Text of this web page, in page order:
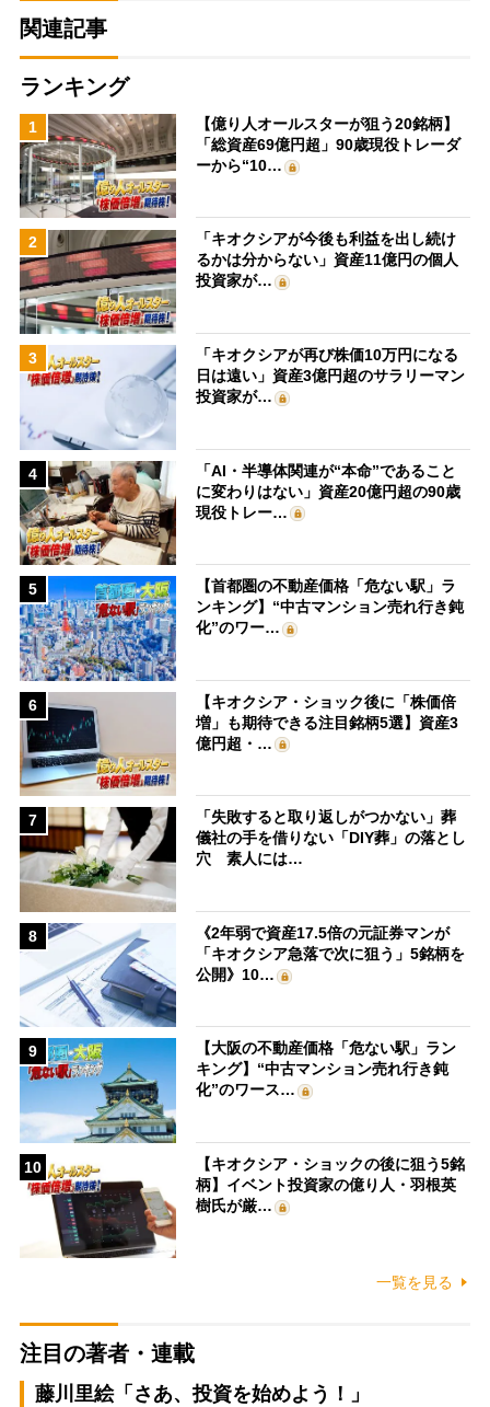
関連記事
ランキング
1
【億り人オールスターが狙う20銘柄】
「総資産69億円超」90歳現役トレーダ
ーから“10…
2
「キオクシアが今後も利益を出し続け
るかは分からない」資産11億円の個人
投資家が…
3
「キオクシアが再び株価10万円になる
日は遠い」資産3億円超のサラリーマン
投資家が…
4
「AI・半導体関連が“本命”であること
に変わりはない」資産20億円超の90歳
現役トレー…
5
【首都圏の不動産価格「危ない駅」ラ
ンキング】“中古マンション売れ行き鈍
化”のワー…
6
【キオクシア・ショック後に「株価倍
増」も期待できる注目銘柄5選】資産3
億円超・…
7
「失敗すると取り返しがつかない」葬
儀社の手を借りない「DIY葬」の落とし
穴 素人には…
8
《2年弱で資産17.5倍の元証券マンが
「キオクシア急落で次に狙う」5銘柄を
公開》10…
9
【大阪の不動産価格「危ない駅」ラン
キング】“中古マンション売れ行き鈍
化”のワース…
10
【キオクシア・ショックの後に狙う5銘
柄】イベント投資家の億り人・羽根英
樹氏が厳…
一覧を見る
注目の著者・連載
藤川里絵「さあ、投資を始めよう！」